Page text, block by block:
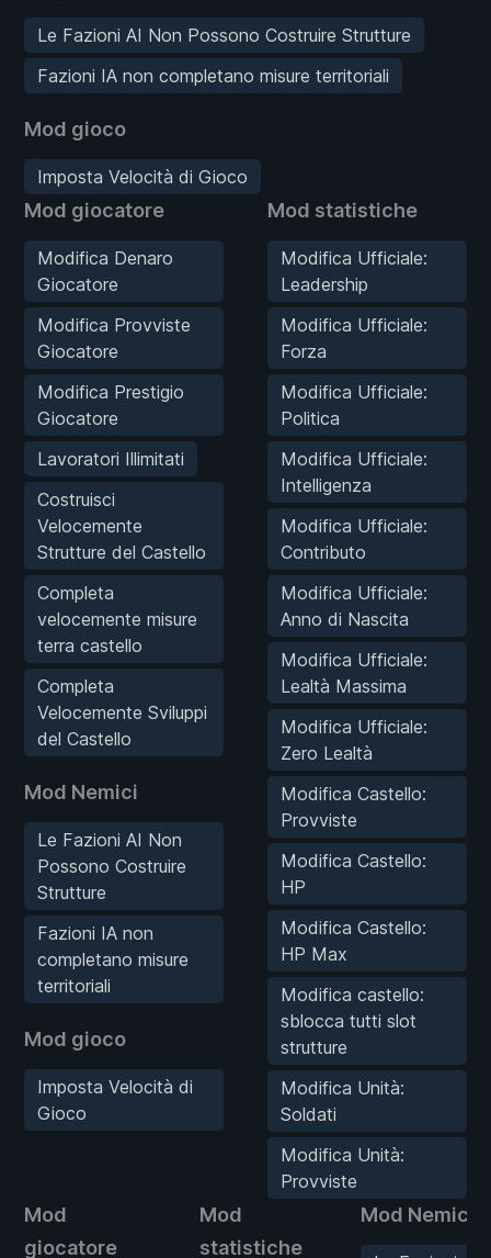
Le Fazioni AI Non Possono Costruire Strutture
Fazioni IA non completano misure territoriali
Mod gioco
Imposta Velocità di Gioco
Mod giocatore
Modifica Denaro
Giocatore
Modifica Provviste
Giocatore
Modifica Prestigio
Giocatore
Lavoratori Illimitati
Costruisci
Velocemente
Strutture del Castello
Completa
velocemente misure
terra castello
Completa
Velocemente Sviluppi
del Castello
Mod Nemici
Le Fazioni AI Non
Possono Costruire
Strutture
Fazioni IA non
completano misure
territoriali
Mod gioco
Imposta Velocità di
Gioco
Mod statistiche
Modifica Ufficiale:
Leadership
Modifica Ufficiale:
Forza
Modifica Ufficiale:
Politica
Modifica Ufficiale:
Intelligenza
Modifica Ufficiale:
Contributo
Modifica Ufficiale:
Anno di Nascita
Modifica Ufficiale:
Lealtà Massima
Modifica Ufficiale:
Zero Lealtà
Modifica Castello:
Provviste
Modifica Castello:
HP
Modifica Castello:
HP Max
Modifica castello:
sblocca tutti slot
strutture
Modifica Unità:
Soldati
Modifica Unità:
Provviste
Mod
giocatore
Mod
statistiche
Mod Nemici